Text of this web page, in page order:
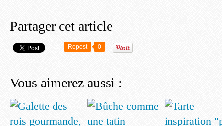
Partager cet article
Repost 0
Vous aimerez aussi :